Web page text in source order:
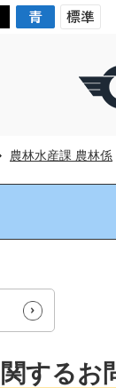
農林水産課 農林係
するお